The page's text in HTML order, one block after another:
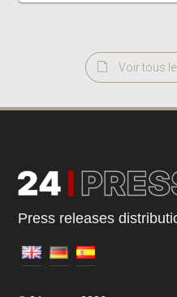
Voir tous
Press releases